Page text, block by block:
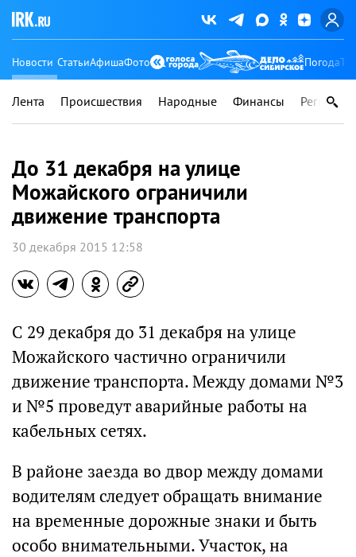
Новости СтатьиАфишаФото Погода
Лента Происшествия Народные Финансы Регионы
До 31 декабря на улице
Можайского ограничили
движение транспорта
30 декабря 2015 12:58
​С 29 декабря до 31 декабря на улице
Можайского частично ограничили
движение транспорта. Между домами №3
и №5 проведут аварийные работы на
кабельных сетях.
В районе заезда во двор между домами
водителям следует обращать внимание
на временные дорожные знаки и быть
особо внимательными. Участок, на